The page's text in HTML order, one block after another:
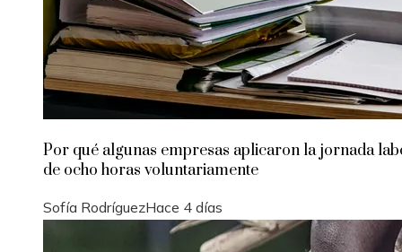
Por qué algunas empresas aplicaron la jornada
de ocho horas voluntariamente
Sofía RodríguezHace 4 días